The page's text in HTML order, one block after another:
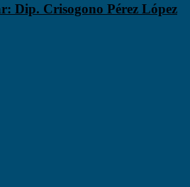
Dip. Crisogono Pérez López